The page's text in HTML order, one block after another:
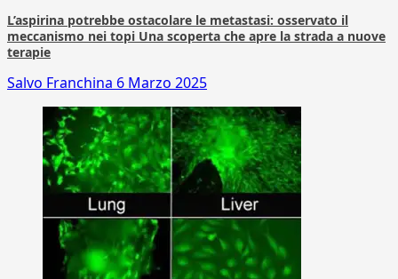
L’aspirina potrebbe ostacolare le metastasi: osservato il
meccanismo nei topi Una scoperta che apre la strada a nuove
terapie
Salvo Franchina 6 Marzo 2025